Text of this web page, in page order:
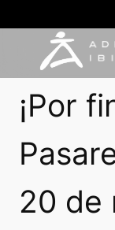
¡Por
20 de